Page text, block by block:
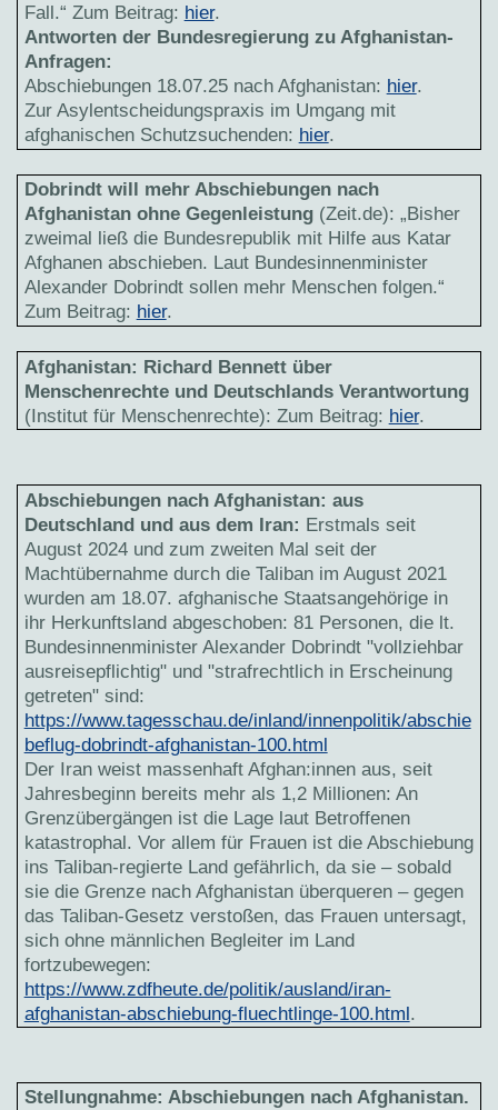
Fall.“ Zum Beitrag: hier.
Antworten der Bundesregierung zu Afghanistan-
Anfragen:
Abschiebungen 18.07.25 nach Afghanistan: hier.
Zur Asylentscheidungspraxis im Umgang mit
afghanischen Schutzsuchenden: hier.
Dobrindt will mehr Abschiebungen nach
Afghanistan ohne Gegenleistung (Zeit.de): „Bisher
zweimal ließ die Bundesrepublik mit Hilfe aus Katar
Afghanen abschieben. Laut Bundesinnenminister
Alexander Dobrindt sollen mehr Menschen folgen.“
Zum Beitrag: hier.
Afghanistan: Richard Bennett über
Menschenrechte und Deutschlands Verantwortung
(Institut für Menschenrechte): Zum Beitrag: hier.
Abschiebungen nach Afghanistan: aus
Deutschland und aus dem Iran: Erstmals seit
August 2024 und zum zweiten Mal seit der
Machtübernahme durch die Taliban im August 2021
wurden am 18.07. afghanische Staatsangehörige in
ihr Herkunftsland abgeschoben: 81 Personen, die lt.
Bundesinnenminister Alexander Dobrindt "vollziehbar
ausreisepflichtig" und "strafrechtlich in Erscheinung
getreten" sind:
https://www.tagesschau.de/inland/innenpolitik/abschie
beflug-dobrindt-afghanistan-100.html
Der Iran weist massenhaft Afghan:innen aus, seit
Jahresbeginn bereits mehr als 1,2 Millionen: An
Grenzübergängen ist die Lage laut Betroffenen
katastrophal. Vor allem für Frauen ist die Abschiebung
ins Taliban-regierte Land gefährlich, da sie – sobald
sie die Grenze nach Afghanistan überqueren – gegen
das Taliban-Gesetz verstoßen, das Frauen untersagt,
sich ohne männlichen Begleiter im Land
fortzubewegen:
https://www.zdfheute.de/politik/ausland/iran-
afghanistan-abschiebung-fluechtlinge-100.html
Stellungnahme: Abschiebungen nach Afghanistan.